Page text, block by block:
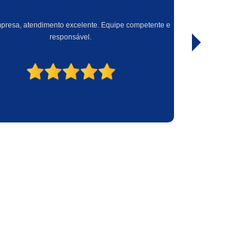
Nobreak Industrial 5kva
Industrial
Nobreak Computador
qualidade e com atendimento com total excelência.